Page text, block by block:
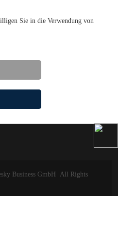
Sie in die Verwendung von
Business GmbH All Rights